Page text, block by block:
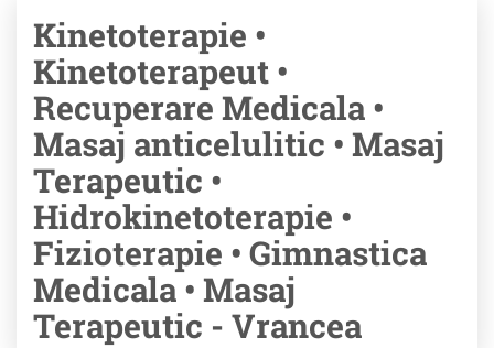
Kinetoterapie •
Kinetoterapeut •
Recuperare Medicala •
Masaj anticelulitic • Masaj
Terapeutic •
Hidrokinetoterapie •
Fizioterapie • Gimnastica
Medicala • Masaj
Terapeutic - Vrancea